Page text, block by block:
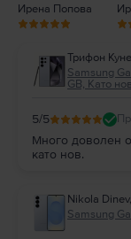
Ирена Попова
Трифон
Samsung
GB, Като нов
5/5
Много доволен
като нов.
Nikola Dinev,
Samsung